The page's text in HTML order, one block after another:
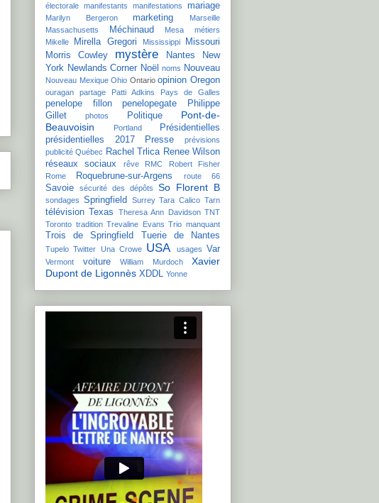
électorale manifestants manifestations mariage
Marilyn Bergeron marketing
Marseille
Massachusetts
Méchinaud Mesa
métiers
Mikelle
Mirella Gregori Mississippi
Missouri
Morris Cowley
mystère Nantes
New
York Newlands Corner Noël noms Nouveau
Nouveau Mexique Ohio Ontario opinion Oregon
ouragan partage Patti Adkins Pays de Galles
penelope fillon penelopegate
Philippe
Gillet
photos Politique
Pont-de-
Beauvoisin
Portland
Présidentielles
présidentielles 2017
Presse
prévisions
publicité Québec Rachel Trlica Renee Wilson
réseaux sociaux
rêve RMC
Robert Fisher
Rome
Roquebrune-sur-Argens route 66
Savoie sécurité des dépôts So Florent B
sondages Springfield Surrey Tara Calico Tarn
télévision Texas Theresa Ann Davidson TNT
Toronto tradition Trevaline Evans Trio manquant
Trois de Springfield Tuerie de Nantes
Tupelo Twitter Una Crowe USA usages Var
Vermont voiture William Murdoch
Xavier
Dupont de Ligonnès XDDL Yonne